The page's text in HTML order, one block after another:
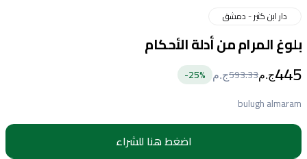
دار ابن كثير - دمشق
بلوغ المرام من أدلة الأحكام
445ج.م593.33ج.م 25%-
bulugh almaram
اضغط هنا للشراء